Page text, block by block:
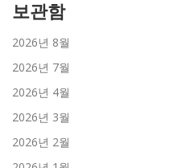
보관함
2026년 8월
2026년 7월
2026년 4월
2026년 3월
2026년 2월